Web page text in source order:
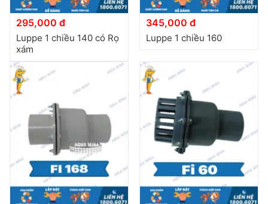
295,000 đ
Luppe 1 chiều 140 có Rọ
xám
345,000 đ
Luppe 1 chiều 160